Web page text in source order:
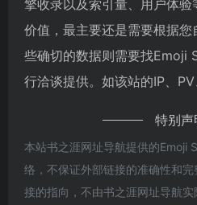
擎收录以及索引量、用户体
价值，最主要还是需要根据
些确切的数据则需要找Emoji
行洽谈提供。如该站的IP、PV
特别声
本站书之涯网址导航提供的Emoji
络，不保证外部链接的准确性和
接的指向，不由书之涯网址导航